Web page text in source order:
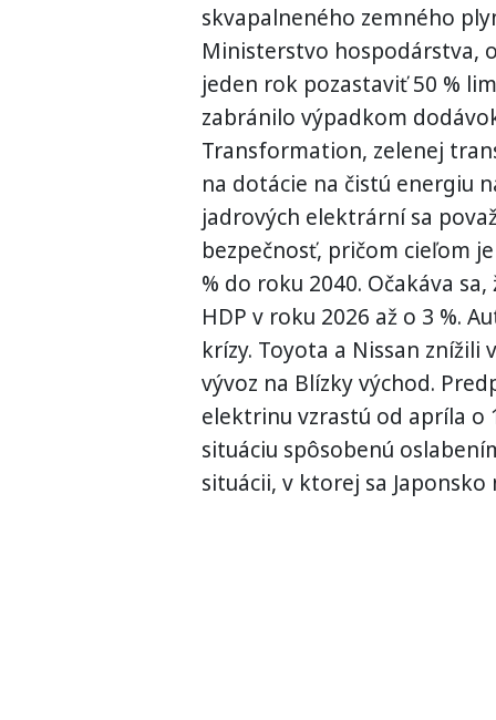
skvapalneného zemného
Ministerstvo hospodárstva,
jeden rok pozastaviť 50 %
zabránilo výpadkom
Transformation, zelenej
na dotácie na čistú energiu
jadrových elektrární sa
bezpečnosť, pričom cieľom
% do roku 2040. Očakáva
HDP v roku 2026 až o 3 %.
krízy. Toyota a Nissan
vývoz na Blízky východ.
elektrinu vzrastú od apríla o
situáciu spôsobenú
situácii, v ktorej sa Japonsko